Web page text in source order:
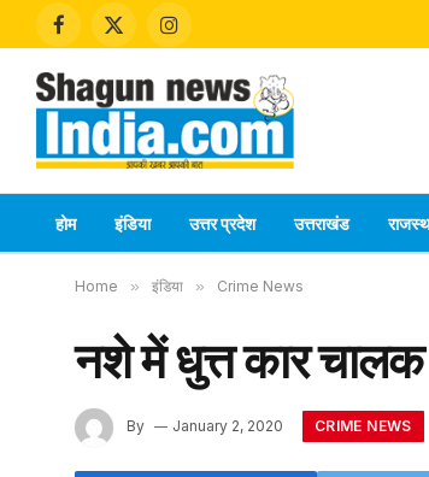
Facebook
X
Instagram
होम इंडिया उत्तर प्रदेश उत्तराखंड
Home » इंडिया » Crime News
नशे में धुत्त कार चालक
By January 2, 2020 CRIME NEWS